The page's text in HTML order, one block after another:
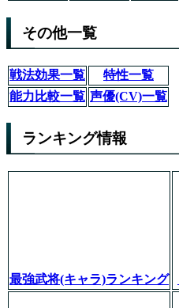
その他一覧
戦法効果一覧
特性一覧
能力比較一覧 声優(CV)一覧
ランキング情報
最強武将(キャラ)ランキング